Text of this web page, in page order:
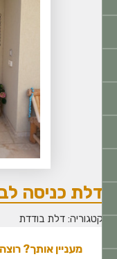
כניסה
דלת בודדת
מעניין אותך? רוצה